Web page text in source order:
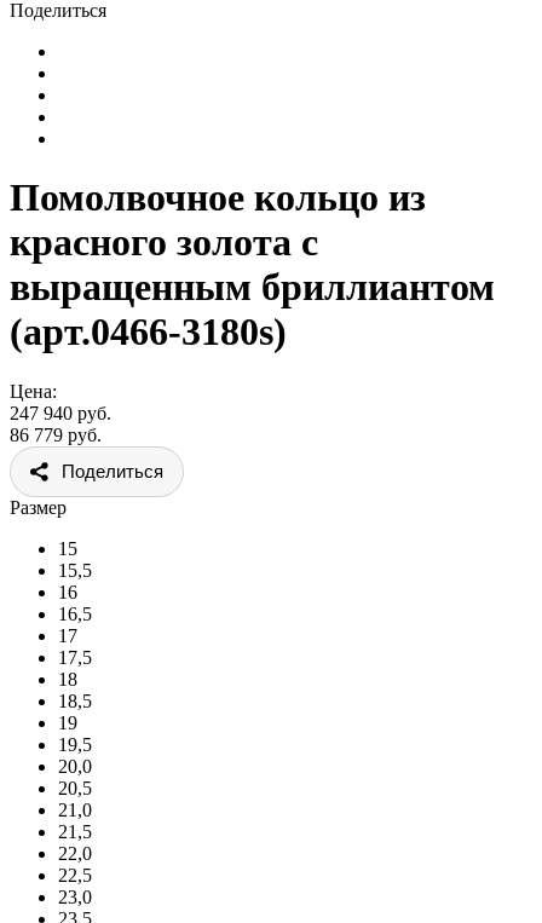
Поделиться
Помолвочное кольцо из
красного золота с
выращенным бриллиантом
(арт.0466-3180s)
Цена:
247 940 руб.
86 779 руб.
Поделиться
Размер
15
15,5
16
16,5
17
17,5
18
18,5
19
19,5
20,0
20,5
21,0
21,5
22,0
22,5
23,0
23,5